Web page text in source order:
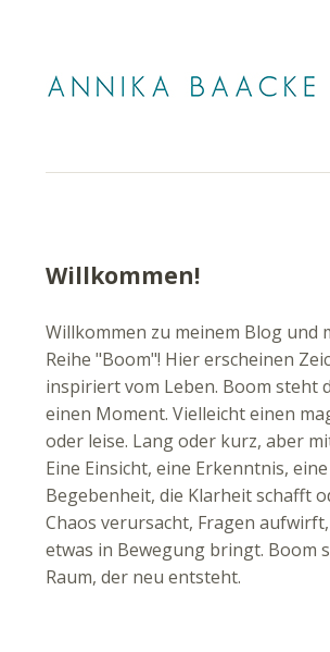
Willkommen!
Willkommen zu meinem Blog und
Reihe "Boom"! Hier erscheinen
inspiriert vom Leben. Boom steht
einen Moment. Vielleicht einen
oder leise. Lang oder kurz, aber
Eine Einsicht, eine Erkenntnis, eine
Begebenheit, die Klarheit schafft
Chaos verursacht, Fragen
etwas in Bewegung bringt. Boom
Raum, der neu entsteht.